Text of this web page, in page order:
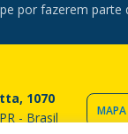
por fazerem parte
1070
- Brasil
MAPA